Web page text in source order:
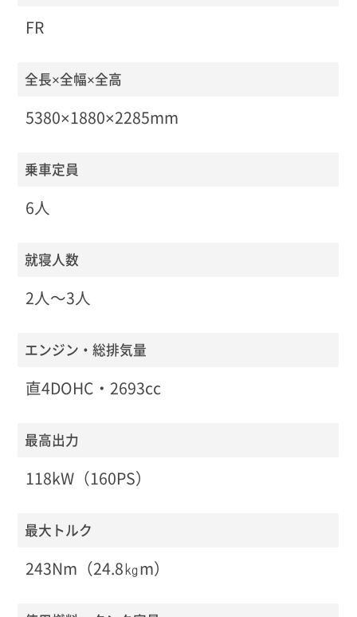
FR
全長×全幅×全高
5380×1880×2285mm
乗車定員
6人
就寝人数
2人〜3人
エンジン・総排気量
直4DOHC・2693cc
最高出力
118kW（160PS）
最大トルク
243Nm（24.8㎏m）